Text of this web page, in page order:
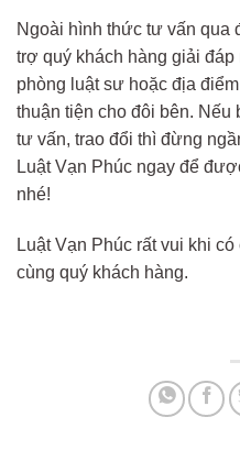
Ngoài hình thức tư vấn qua
trợ quý khách hàng giải đáp
phòng luật sư hoặc địa
thuận tiện cho đôi bên. Nếu
tư vấn, trao đổi thì đừng
Luật Vạn Phúc ngay để
nhé!
Luật Vạn Phúc rất vui khi
cùng quý khách hàng.